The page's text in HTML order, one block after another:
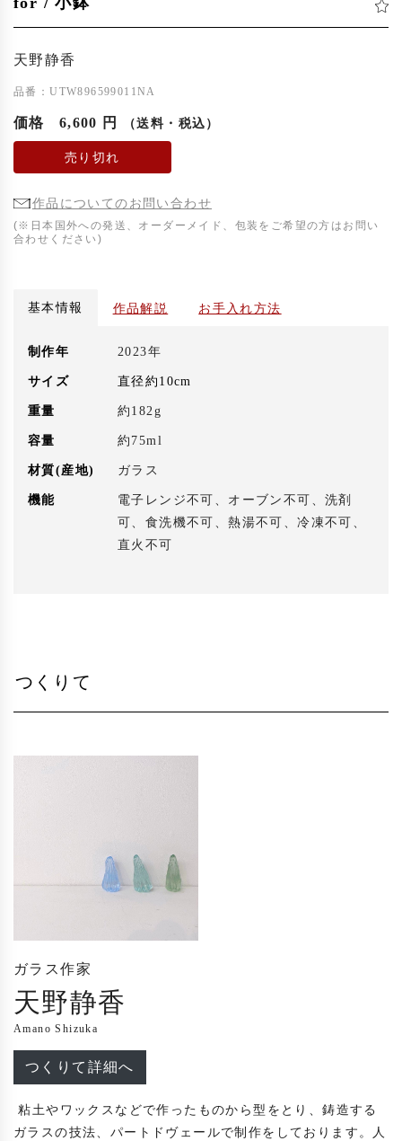
天野静香
品番：UTW896599011NA
価格 6,600 円 （送料・税込）
売り切れ
作品についてのお問い合わせ
(※日本国外への発送、オーダーメイド、包装をご希望の方はお問い
合わせください)
基本情報 作品解説 お手入れ方法
制作年 2023年
サイズ 直径約10cm
重量 約182g
容量 約75ml
材質(産地) ガラス
機能
電子レンジ不可、オーブン不可、洗剤
可、食洗機不可、熱湯不可、冷凍不可、
直火不可
つくりて
ガラス作家
天野静香
Amano Shizuka
つくりて詳細へ
粘土やワックスなどで作ったものから型をとり、鋳造する
ガラスの技法、パートドヴェールで制作をしております。人